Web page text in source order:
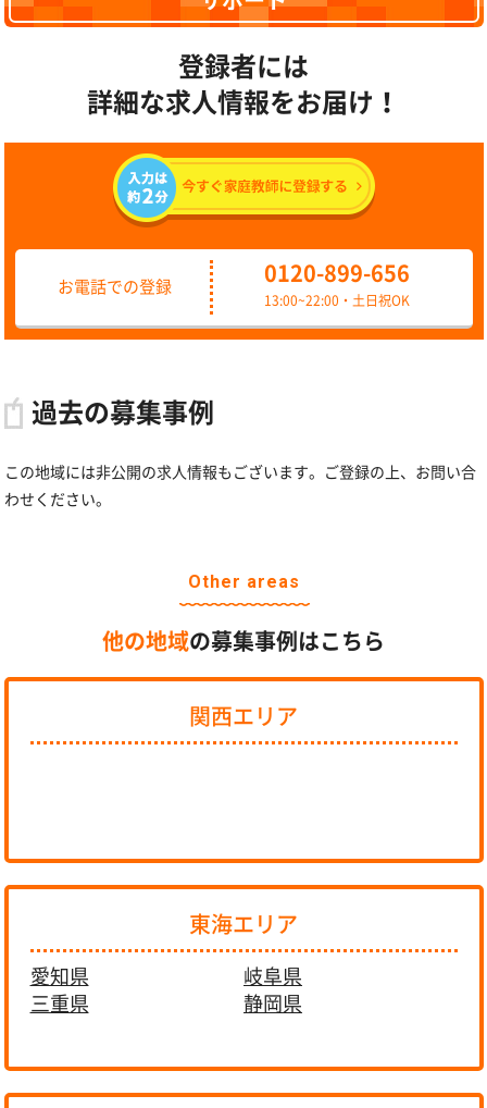
登録者には
詳細な求人情報をお届け！
お電話での登録
0120-899-656
13:00~22:00・土日祝OK
過去の募集事例
この地域には非公開の求人情報もございます。ご登録の上、お問い合
わせください。
Other areas
他の地域の募集事例はこちら
関西エリア
東海エリア
愛知県
岐阜県
三重県
静岡県